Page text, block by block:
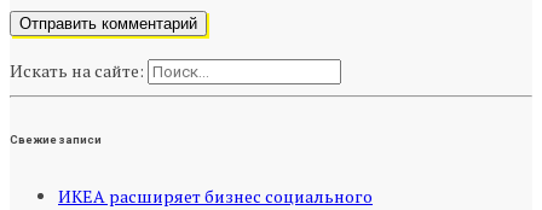
Искать на сайте:
Свежие записи
ИКЕА расширяет бизнес социального